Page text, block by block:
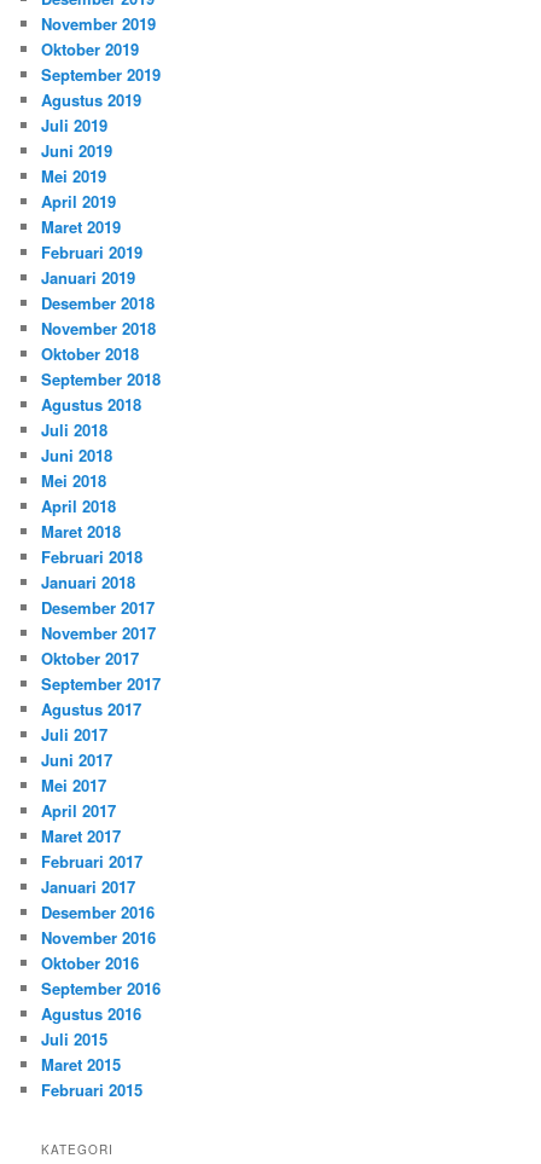
November 2019
Oktober 2019
September 2019
Agustus 2019
Juli 2019
Juni 2019
Mei 2019
April 2019
Maret 2019
Februari 2019
Januari 2019
Desember 2018
November 2018
Oktober 2018
September 2018
Agustus 2018
Juli 2018
Juni 2018
Mei 2018
April 2018
Maret 2018
Februari 2018
Januari 2018
Desember 2017
November 2017
Oktober 2017
September 2017
Agustus 2017
Juli 2017
Juni 2017
Mei 2017
April 2017
Maret 2017
Februari 2017
Januari 2017
Desember 2016
November 2016
Oktober 2016
September 2016
Agustus 2016
Juli 2015
Maret 2015
Februari 2015
KATEGORI